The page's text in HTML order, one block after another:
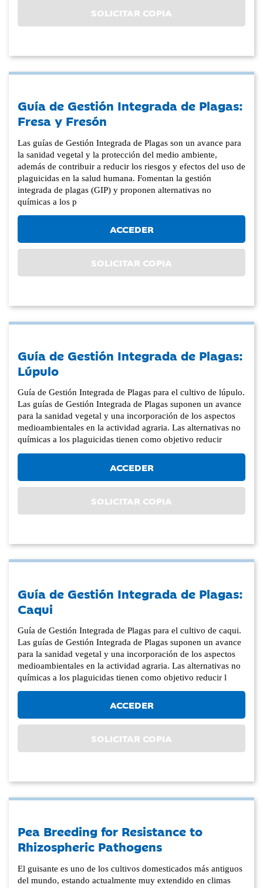
SOLICITAR COPIA
Guía de Gestión Integrada de Plagas:
Fresa y Fresón
Las guías de Gestión Integrada de Plagas son un avance para
la sanidad vegetal y la protección del medio ambiente,
además de contribuir a reducir los riesgos y efectos del uso de
plaguicidas en la salud humana. Fomentan la gestión
integrada de plagas (GIP) y proponen alternativas no
químicas a los p
ACCEDER
SOLICITAR COPIA
Guía de Gestión Integrada de Plagas:
Lúpulo
Guía de Gestión Integrada de Plagas para el cultivo de lúpulo.
Las guías de Gestión Integrada de Plagas suponen un avance
para la sanidad vegetal y una incorporación de los aspectos
medioambientales en la actividad agraria. Las alternativas no
químicas a los plaguicidas tienen como objetivo reducir
ACCEDER
SOLICITAR COPIA
Guía de Gestión Integrada de Plagas:
Caqui
Guía de Gestión Integrada de Plagas para el cultivo de caqui.
Las guías de Gestión Integrada de Plagas suponen un avance
para la sanidad vegetal y una incorporación de los aspectos
medioambientales en la actividad agraria. Las alternativas no
químicas a los plaguicidas tienen como objetivo reducir l
ACCEDER
SOLICITAR COPIA
Pea Breeding for Resistance to
Rhizospheric Pathogens
El guisante es uno de los cultivos domesticados más antiguos
del mundo, estando actualmente muy extendido en climas